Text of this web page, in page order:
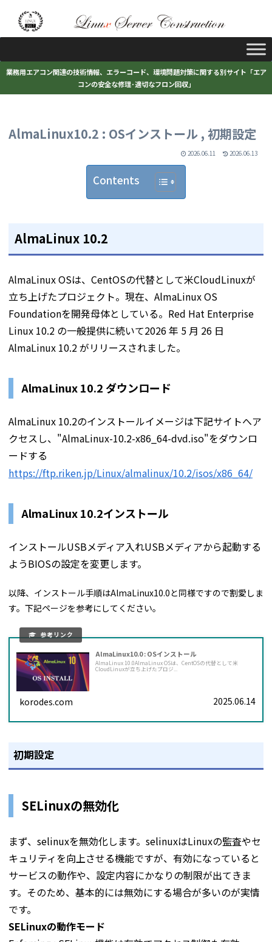
業務用エアコン関連の技術情報、エラーコード、環境問題対策に関する別サイト「エア
コンの安全な修理･適切なフロン回収」
AlmaLinux10.2 : OSインストール , 初期設定
2026.06.11 2026.06.13
Contents
AlmaLinux 10.2
AlmaLinux OSは、CentOSの代替として米CloudLinuxが
立ち上げたプロジェクト。現在、AlmaLinux OS
Foundationを開発母体としている。Red Hat Enterprise
Linux 10.2 の一般提供に続いて2026 年 5 月 26 日
AlmaLinux 10.2 がリリースされました。
AlmaLinux 10.2 ダウンロード
AlmaLinux 10.2のインストールイメージは下記サイトへア
クセスし、"AlmaLinux-10.2-x86_64-dvd.iso"をダウンロ
ードする
https://ftp.riken.jp/Linux/almalinux/10.2/isos/x86_64/
AlmaLinux 10.2インストール
インストールUSBメディア入れUSBメディアから起動する
ようBIOSの設定を変更します。
以降、インストール手順はAlmaLinux10.0と同様ですので割愛しま
す。下記ページを参考にしてください。
AlmaLinux10.0 : OSインストール
AlmaLinux 10.0AlmaLinux OSは、CentOSの代替として米
CloudLinuxが立ち上げたプロジ...
korodes.com 2025.06.14
初期設定
SELinuxの無効化
まず、selinuxを無効化します。selinuxはLinuxの監査やセ
キュリティを向上させる機能ですが、有効になっていると
サービスの動作や、設定内容にかなりの制限が出てきま
す。そのため、基本的には無効にする場合が多いのが実情
です。
SELinuxの動作モード